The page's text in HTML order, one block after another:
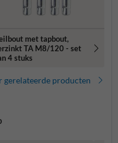
met tapbout,
TA M8/120 - set
4 stuks
gerelateerde producten